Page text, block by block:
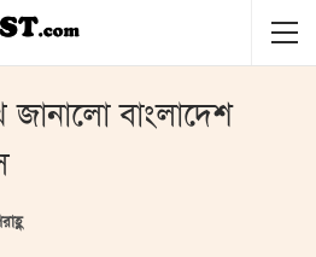
জানালো বাংলাদেশ